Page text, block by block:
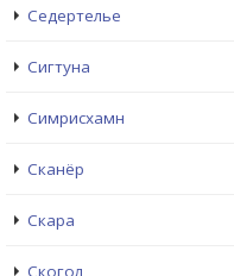
Седертелье
Сигтуна
Симрисхамн
Сканёр
Скара
Скогол